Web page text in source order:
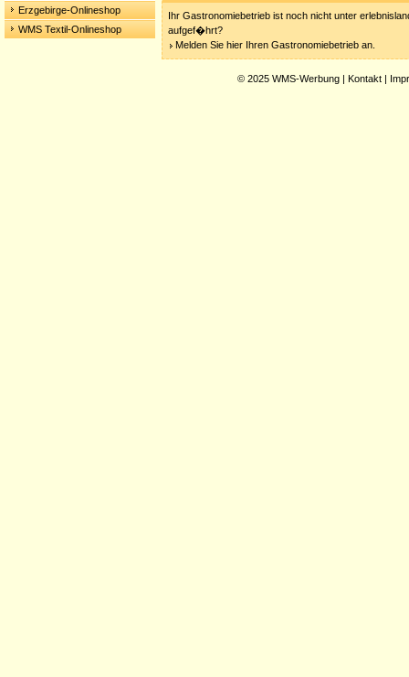
Erzgebirge-Onlineshop
WMS Textil-Onlineshop
Ihr Gastronomiebetrieb ist noch nicht unter
aufgef�hrt?
Melden Sie hier Ihren Gastronomiebetrieb an.
© 2025 WMS-Werbung | Kontakt |